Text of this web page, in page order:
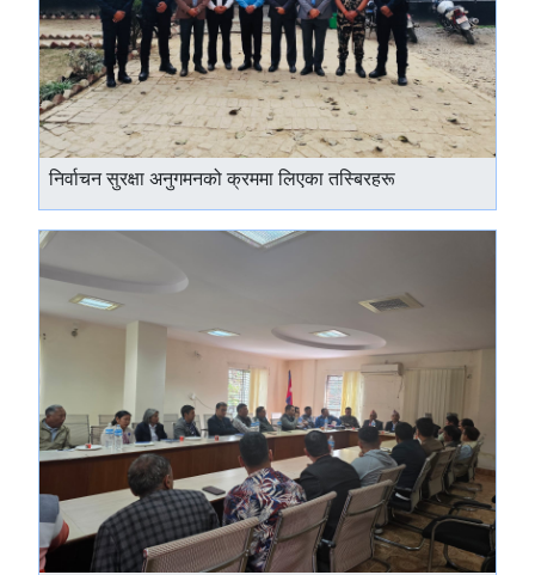
निर्वाचन सुरक्षा अनुगमनको क्रममा लिएका तस्बिरहरू